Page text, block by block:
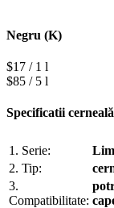
Negru (K)
$17 / 1 l
$85 / 5 l
Specificatii
1. Serie:
2. Tip:
3.
Compatibilitate: